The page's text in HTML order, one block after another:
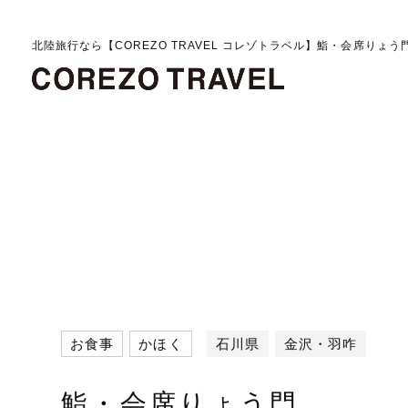
北陸旅行なら【COREZO TRAVEL コレゾトラベル】鮨・会席りょう
お食事 かほく 石川県 金沢・羽咋